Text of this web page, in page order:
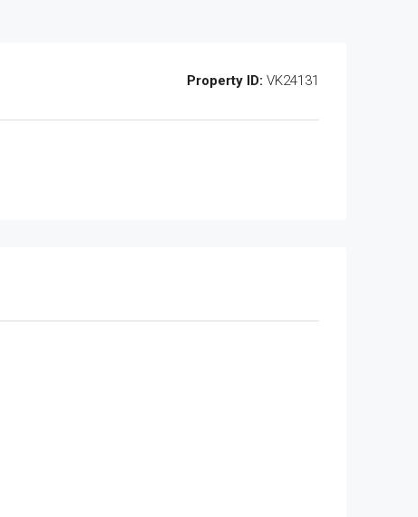
Property ID: VK24131